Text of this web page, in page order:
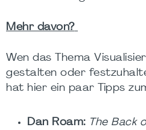
Mehr davon?
Wen das Thema
gestalten oder
hat hier ein paar Tipps
Dan Roam: The Back